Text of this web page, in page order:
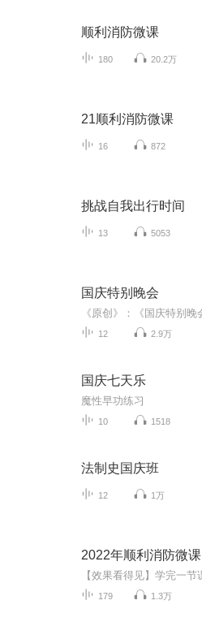
顺利消防微课
180 20.2万
21顺利消防微课
16 872
挑战自我出行时间
13 5053
国庆特别晚会
12 2.9万
国庆七天乐
魔性早功练习
10 1518
法制史国庆班
12 1万
2022年顺利消防微课
179 1.3万